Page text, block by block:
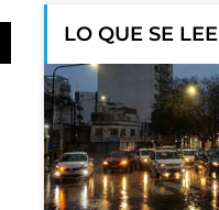
LO QUE SE